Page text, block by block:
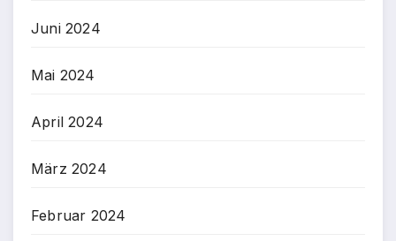
Juni 2024
Mai 2024
April 2024
März 2024
Februar 2024